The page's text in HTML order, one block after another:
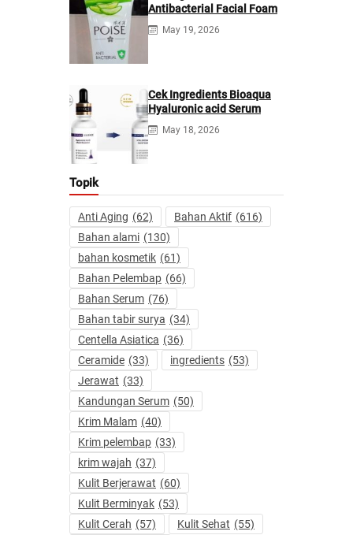
Antibacterial Facial Foam
May 19, 2026
Cek Ingredients Bioaqua
Hyaluronic acid Serum
May 18, 2026
Topik
Anti Aging (62) Bahan Aktif (616)
Bahan alami (130)
bahan kosmetik (61)
Bahan Pelembap (66)
Bahan Serum (76)
Bahan tabir surya (34)
Centella Asiatica (36)
Ceramide (33) ingredients (53)
Jerawat (33)
Kandungan Serum (50)
Krim Malam (40)
Krim pelembap (33)
krim wajah (37)
Kulit Berjerawat (60)
Kulit Berminyak (53)
Kulit Cerah (57) Kulit Sehat (55)